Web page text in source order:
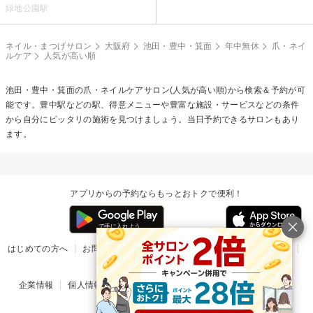
緑地公園駅
ネイル・まつげサロン 大阪府 池田・豊中・箕面 年中無休
爪・ネイ
ルケア
人気が高い順
池田・豊中・箕面の爪・ネイルケアサロン(人気が高い順)から検索＆予約が可
能です。豊中駅などの駅、得意メニューや豊富な施設・サービスなどの条件
から自分にピッタリの施術を見つけましょう。当日予約できるサロンもあり
ます。
アプリからの予約ならもっとおトクで便利！
はじめての方へ お問い合わせ ヘルプ リリース情報
利用規約
掲載ご希望のサロン様
企業情報 個人情報保護方針 楽天のサービス一覧 アプリ一覧
© Rakuten Group, Inc.